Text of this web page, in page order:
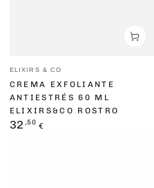
Vendedor:
ELIXIRS & CO
CREMA EXFOLIANTE
ANTIESTRÉS 60 ML
ELIXIRS&CO ROSTRO
Precio
32 ,50 €